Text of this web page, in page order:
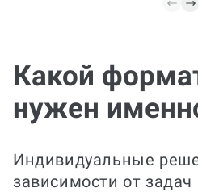
Какой
нужен
Индивидуальные
зависимости от задач
задание — разберем
требования, подготовим
необходимые расчеты/
модели и
объяснения к
результатам и оформим
по требованиям.